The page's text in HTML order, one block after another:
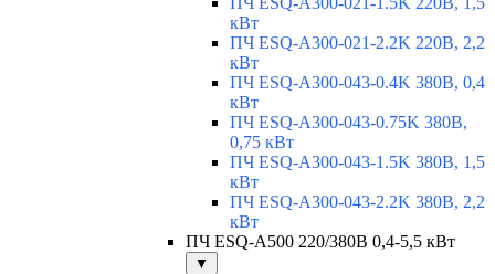
кВт
ПЧ ESQ-A300-021-2.2K 220В, 2,2
кВт
ПЧ ESQ-A300-043-0.4K 380В, 0,4
кВт
ПЧ ESQ-A300-043-0.75K 380В,
0,75 кВт
ПЧ ESQ-A300-043-1.5K 380В, 1,5
кВт
ПЧ ESQ-A300-043-2.2K 380В, 2,2
кВт
ПЧ ESQ-A500 220/380В 0,4-5,5 кВт
▼